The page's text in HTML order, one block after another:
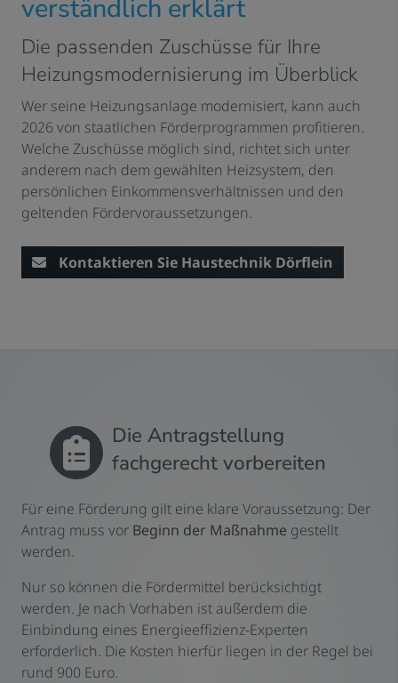
verständlich erklärt
Die passenden Zuschüsse für Ihre
Heizungsmodernisierung im Überblick
Wer seine Heizungsanlage modernisiert, kann auch
2026 von staatlichen Förderprogrammen profitieren.
Welche Zuschüsse möglich sind, richtet sich unter
anderem nach dem gewählten Heizsystem, den
persönlichen Einkommensverhältnissen und den
geltenden Fördervoraussetzungen.
Kontaktieren Sie Haustechnik Dörflein
Die Antragstellung
fachgerecht vorbereiten
Für eine Förderung gilt eine klare Voraussetzung: Der
Antrag muss vor Beginn der Maßnahme gestellt
werden.
Nur so können die Fördermittel berücksichtigt
werden. Je nach Vorhaben ist außerdem die
Einbindung eines Energieeffizienz-Experten
erforderlich. Die Kosten hierfür liegen in der Regel bei
rund 900 Euro.